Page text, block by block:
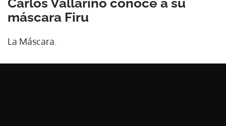
Carlos Vallarino conoce a su
máscara Firu
La Máscara.